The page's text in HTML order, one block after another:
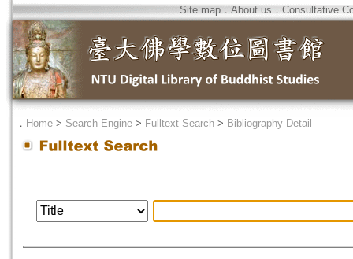
Site map．About us ． Consultative
． Home > Search Engine > Fulltext Search > Bibliography Detail